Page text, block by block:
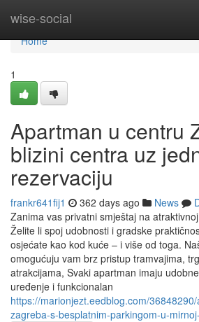
wise-social
Home
Home
1
Apartman u centru
blizini centra uz
rezervaciju
frankr641fij1 362 days ago News
Zanima vas privatni smještaj na
Želite li spoj udobnosti i gradske
osjećate kao kod kuće – i više od toga.
omogućuju vam brz pristup tramvajima,
atrakcijama, Svaki apartman imaju
uređenje i funkcionalan
https://marionjezt.eedblog.com/
zagreba-s-besplatnim-parkingom-u-